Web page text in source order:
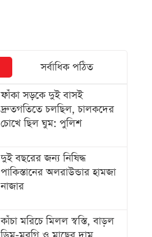
সর্বাধিক পঠিত
ফাঁকা সড়কে দুই বাসই
দ্রুতগতিতে চলছিল, চালকদের
চোখে ছিল ঘুম: পুলিশ
দুই বছরের জন্য নিষিদ্ধ
পাকিস্তানের অলরাউন্ডার হামজা
নাজার
কাঁচা মরিচে মিলল স্বস্তি, বাড়ল